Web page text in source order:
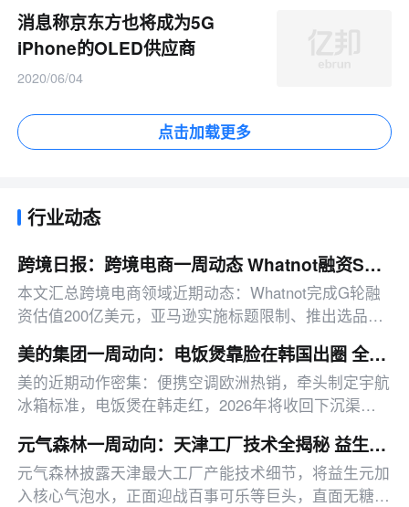
消息称京东方也将成为5G
iPhone的OLED供应商
2020/06/04
点击加载更多
行业动态
跨境日报：跨境电商一周动态 Whatnot融资SHEIN开放英国入驻
本文汇总跨境电商领域近期动态：Whatnot完成G轮融
资估值200亿美元，亚马逊实施标题限制、推出选品模
多家平台更新运营规则。
美的集团一周动向：电饭煲靠脸在韩国出圈 全面回收下沉渠道管理权
美的近期动作密集：便携空调欧洲热销，牵头制定宇航
冰箱标准，电饭煲在韩走红，2026年将收回下沉渠道
元气森林一周动向：天津工厂技术全揭秘 益生元赛道正面迎战可乐百事
元气森林披露天津最大工厂产能技术细节，将益生元加
入核心气泡水，正面迎战百事可乐等巨头，直面无糖碳